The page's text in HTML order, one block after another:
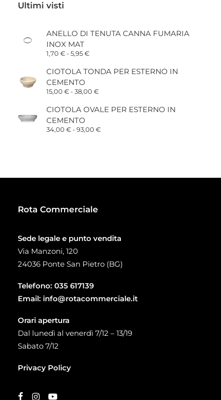
Ultimi visti
ANELLO DI TENUTA CANNA FUMARIA
INOX MAT
1,70 €-5,95€Fascia
prezzo:
da
a
CIOTOLA TONDA PER ESTERNO IN
CEMENTO
15,00 €-38,00 €Fascia
prezzo:
da
a
CIOTOLA OVALE PER ESTERNO IN
CEMENTO
34,00 €-93,00 €Fascia
Rota Commerciale
Sede legale e punto vendita
Via Manzoni, 120
24036 Ponte San Pietro (BG)
Telefono: 035 617139
Email: info@rotacommerciale.it
Orari apertura
Dal lunedì al venerdì 7/12 – 13/19
Sabato 7/12
Privacy Policy